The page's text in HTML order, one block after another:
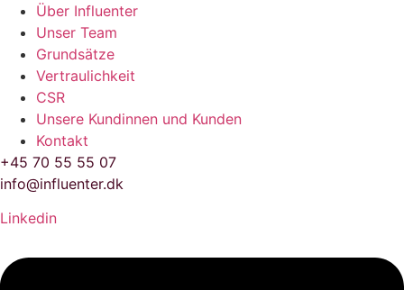
Über Influenter
Unser Team
Grundsätze
Vertraulichkeit
CSR
Unsere Kundinnen und Kunden
Kontakt
+45 70 55 55 07
info@influenter.dk
Linkedin